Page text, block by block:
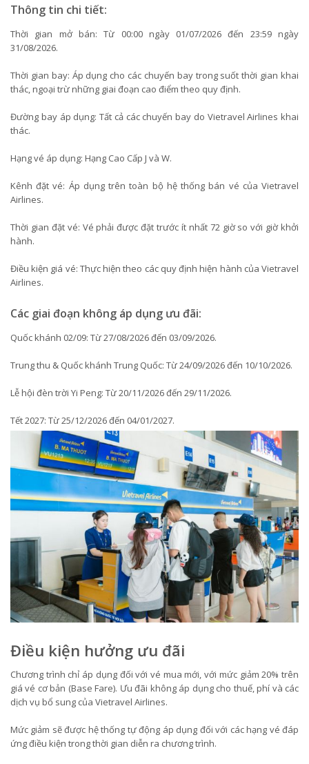
Thông tin chi tiết:
Thời gian mở bán: Từ 00:00 ngày 01/07/2026 đến 23:59 ngày
31/08/2026.
Thời gian bay: Áp dụng cho các chuyến bay trong suốt thời gian khai
thác, ngoại trừ những giai đoạn cao điểm theo quy định.
Đường bay áp dụng: Tất cả các chuyến bay do Vietravel Airlines khai
thác.
Hạng vé áp dụng: Hạng Cao Cấp J và W.
Kênh đặt vé: Áp dụng trên toàn bộ hệ thống bán vé của Vietravel
Airlines.
Thời gian đặt vé: Vé phải được đặt trước ít nhất 72 giờ so với giờ khởi
hành.
Điều kiện giá vé: Thực hiện theo các quy định hiện hành của Vietravel
Airlines.
Các giai đoạn không áp dụng ưu đãi:
Quốc khánh 02/09: Từ 27/08/2026 đến 03/09/2026.
Trung thu & Quốc khánh Trung Quốc: Từ 24/09/2026 đến 10/10/2026.
Lễ hội đèn trời Yi Peng: Từ 20/11/2026 đến 29/11/2026.
Tết 2027: Từ 25/12/2026 đến 04/01/2027.
Điều kiện hưởng ưu đãi
Chương trình chỉ áp dụng đối với vé mua mới, với mức giảm 20% trên
giá vé cơ bản (Base Fare). Ưu đãi không áp dụng cho thuế, phí và các
dịch vụ bổ sung của Vietravel Airlines.
Mức giảm sẽ được hệ thống tự động áp dụng đối với các hạng vé đáp
ứng điều kiện trong thời gian diễn ra chương trình.